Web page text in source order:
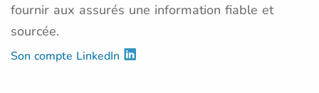
fournir aux assurés une information fiable et
sourcée.
Son compte LinkedIn